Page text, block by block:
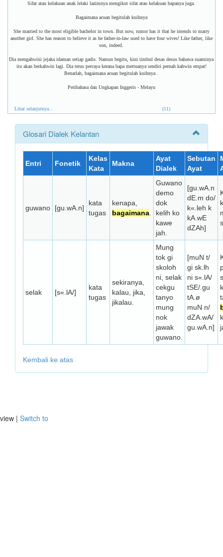
Sifat atau kelakuan anak lelaki lazimnya mengikut sifat atau kelakuan bapanya juga.
Bagaimana acuan begitulah kuihnya
She married to the most eligible bachelor in town. But now, rumor has it that he intends to marry
another girl. She has reason to believe it as he father-in-law used to have four wives! Like father, like
son, indeed.
Dia mengahwini jejaka idaman setiap gadis. Namun begitu, kini timbul desas desus bahawa suaminya
itu akan berkahwin lagi. Dia terus percaya kerana bapa mertuanya sendiri pernah kahwin empat!
Benarlah, bagaimana acuan begitulah kuihnya .
Peribahasa dan Ungkapan Inggeris - Melayu
Lihat selanjutnya... (11)
Glosari Dialek Kelantan
Entri Fonetik
Kelas
Kata
Makna
Ayat
Dialek
Sebutan
Ayat
guwano [gu.wA.n]
kata
tugas
kenapa,
bagaimana
Guwano
demo
dok
kelih ko
kawe
jah.
[gu.wA.n
dE.m do/
k«.leh k
kA.wE
dZAh]
selak [s«.lA/]
kata
tugas
sekiranya,
kalau, jika,
jikalau.
Mung
tok gi
skoloh
ni, selak
cekgu
tanyo
mung
nok
jawak
guwano.
[muN t/
gi sk.lh
ni s«.lA/
tSE/.gu
tA.ø
muN n/
dZA.wA/
gu.wA.n]
Kembali ke atas
view | Switch to